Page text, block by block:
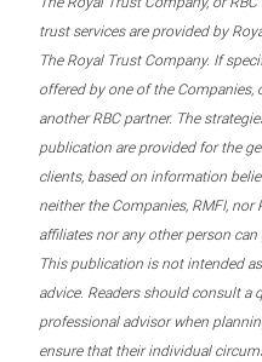
trust services are provided by
The Royal Trust Company. If
offered by one of the Companies,
another RBC partner. The
publication are provided for the
clients, based on information
neither the Companies, RMFI, nor
affiliates nor any other person
This publication is not intended
advice. Readers should consult a
professional advisor when
ensure that their individual